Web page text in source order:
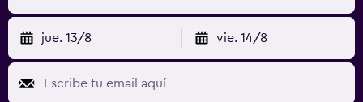
jue. 13/8 vie. 14/8